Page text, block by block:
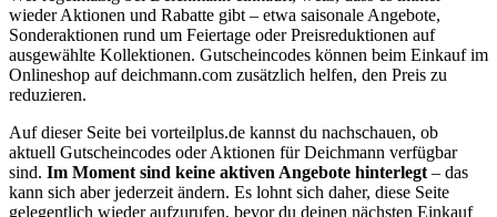
wieder Aktionen und Rabatte gibt – etwa saisonale Angebote,
Sonderaktionen rund um Feiertage oder Preisreduktionen auf
ausgewählte Kollektionen. Gutscheincodes können beim Einkauf im
Onlineshop auf deichmann.com zusätzlich helfen, den Preis zu
reduzieren.
Auf dieser Seite bei vorteilplus.de kannst du nachschauen, ob
aktuell Gutscheincodes oder Aktionen für Deichmann verfügbar
sind. Im Moment sind keine aktiven Angebote hinterlegt – das
kann sich aber jederzeit ändern. Es lohnt sich daher, diese Seite
gelegentlich wieder aufzurufen, bevor du deinen nächsten Einkauf